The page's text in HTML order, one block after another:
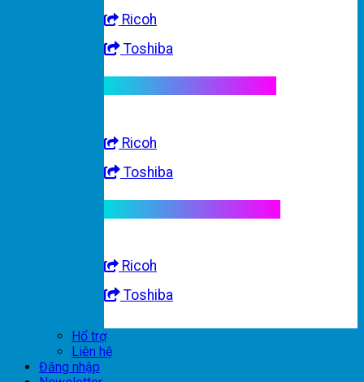
Ricoh
Toshiba
Ricoh
Toshiba
Ricoh
Toshiba
Hổ trợ
Liên hệ
Đăng nhập